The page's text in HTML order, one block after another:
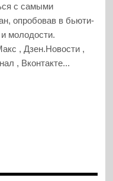
с самыми
опробовав в бьюти-
молодости.
, Дзен.Новости ,
, Вконтакте...